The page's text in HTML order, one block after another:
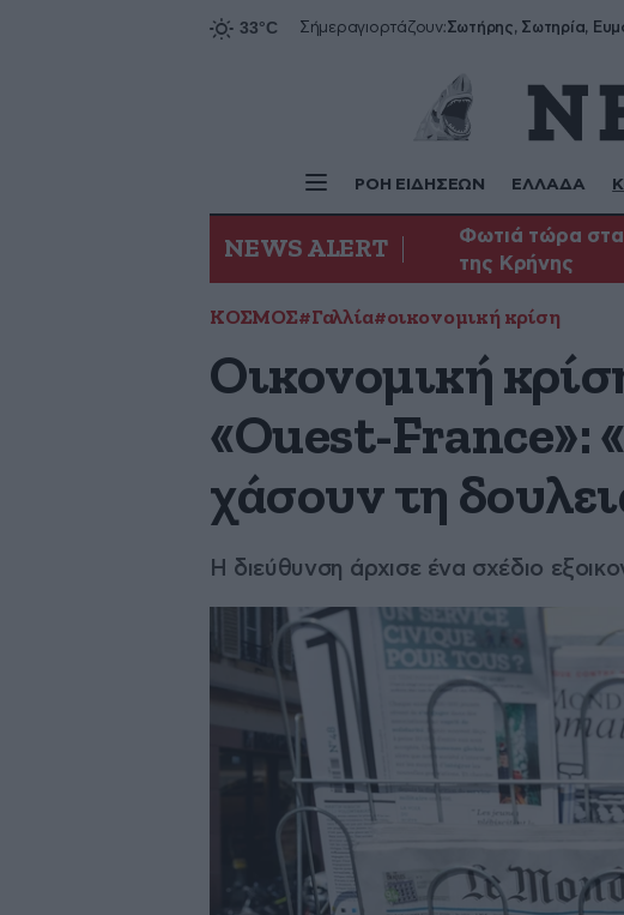
Σήμεραγιορτάζουν:
ΡΟΗ ΕΙΔΗΣΕΩΝ ΕΛΛΑΔΑ
NEWS ALERT
Φωτιά τώρα στα
της Κρήνης
ΚΟΣΜΟΣ#Γαλλία#οικονομική κρίση
Οικονομική
«Ouest-France»:
χάσουν τη
Η διεύθυνση άρχισε ένα σχέδιο